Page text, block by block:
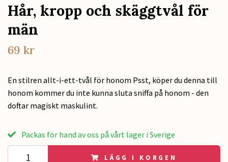
Hår, kropp och skäggtvål för
män
69 kr
En stilren allt-i-ett-tvål för honom Psst, köper du denna till
honom kommer du inte kunna sluta sniffa på honom - den
doftar magiskt maskulint.
Packas för hand av oss på vårt lager i Sverige
LÄGG I KORGEN